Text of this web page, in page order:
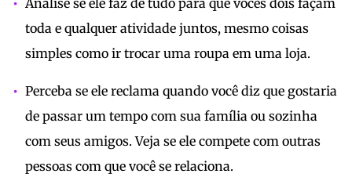
Analise se ele faz de tudo para que vocês dois façam
toda e qualquer atividade juntos, mesmo coisas
simples como ir trocar uma roupa em uma loja.
Perceba se ele reclama quando você diz que gostaria
de passar um tempo com sua família ou sozinha
com seus amigos. Veja se ele compete com outras
pessoas com que você se relaciona.